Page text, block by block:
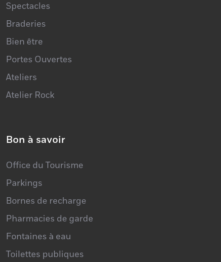
Spectacles
Braderies
Bien être
Portes Ouvertes
Ateliers
Atelier Rock
Bon à savoir
Office du Tourisme
Parkings
Bornes de recharge
Pharmacies de garde
Fontaines à eau
Toilettes publiques